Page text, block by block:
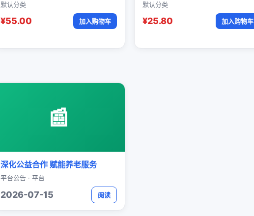
默认分类
¥55.00 加入购物车
默认分类
¥25.80 加入购物车
📰
深化公益合作 赋能养老服务
平台公告 · 平台
2026-07-15 阅读